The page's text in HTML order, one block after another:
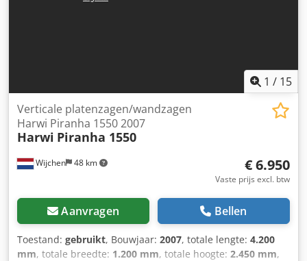
1 / 15
Wijchen 48 km
Verticale platenzagen/wandzagen
Harwi Piranha 1550 2007
Harwi Piranha 1550
€ 6.950
Vaste prijs excl. btw
Aanvragen Bellen
Toestand: gebruikt, Bouwjaar: 2007, totale lengte: 4.200
mm, totale breedte: 1.200 mm, totale hoogte: 2.450 mm,